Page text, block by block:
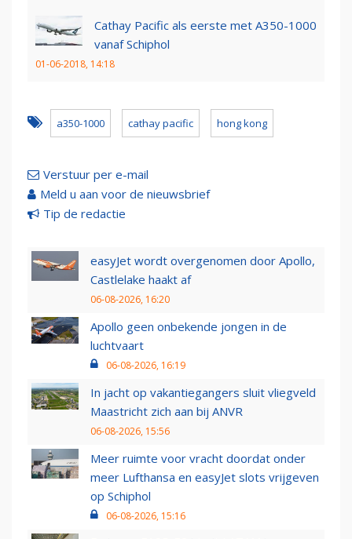
Cathay Pacific als eerste met A350-1000
vanaf Schiphol
01-06-2018, 14:18
a350-1000 cathay pacific hong kong
Verstuur per e-mail
Meld u aan voor de nieuwsbrief
Tip de redactie
easyJet wordt overgenomen door Apollo,
Castlelake haakt af
06-08-2026, 16:20
Apollo geen onbekende jongen in de
luchtvaart
06-08-2026, 16:19
In jacht op vakantiegangers sluit vliegveld
Maastricht zich aan bij ANVR
06-08-2026, 15:56
Meer ruimte voor vracht doordat onder
meer Lufthansa en easyJet slots vrijgeven
op Schiphol
06-08-2026, 15:16